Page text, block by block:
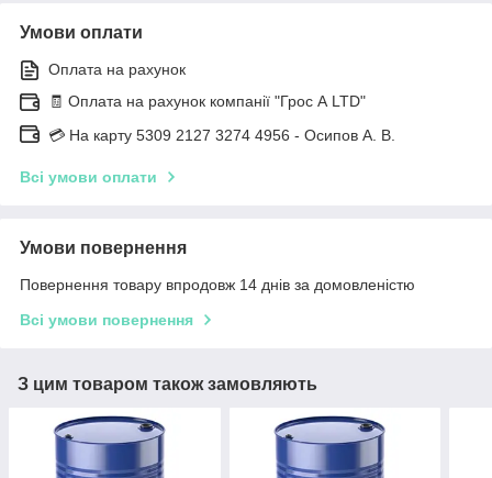
Умови оплати
Оплата на рахунок
🧾 Оплата на рахунок компанії "Грос А LTD"
💳 На карту 5309 2127 3274 4956 - Осипов А. В.
Всі умови оплати
Умови повернення
Повернення товару впродовж 14 днів за домовленістю
Всі умови повернення
З цим товаром також замовляють